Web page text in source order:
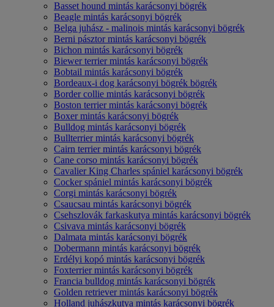
Basset hound mintás karácsonyi bögrék
Beagle mintás karácsonyi bögrék
Belga juhász - malinois mintás karácsonyi bögrék
Berni pásztor mintás karácsonyi bögrék
Bichon mintás karácsonyi bögrék
Biewer terrier mintás karácsonyi bögrék
Bobtail mintás karácsonyi bögrék
Bordeaux-i dog karácsonyi bögrék bögrék
Border collie mintás karácsonyi bögrék
Boston terrier mintás karácsonyi bögrék
Boxer mintás karácsonyi bögrék
Bulldog mintás karácsonyi bögrék
Bullterrier mintás karácsonyi bögrék
Cairn terrier mintás karácsonyi bögrék
Cane corso mintás karácsonyi bögrék
Cavalier King Charles spániel karácsonyi bögrék
Cocker spániel mintás karácsonyi bögrék
Corgi mintás karácsonyi bögrék
Csaucsau mintás karácsonyi bögrék
Csehszlovák farkaskutya mintás karácsonyi bögrék
Csivava mintás karácsonyi bögrék
Dalmata mintás karácsonyi bögrék
Dobermann mintás karácsonyi bögrék
Erdélyi kopó mintás karácsonyi bögrék
Foxterrier mintás karácsonyi bögrék
Francia bulldog mintás karácsonyi bögrék
Golden retriever mintás karácsonyi bögrék
Holland juhászkutya mintás karácsonyi bögrék